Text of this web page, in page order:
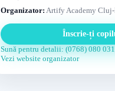
Organizator: Artify Academy Cluj-
Înscrie-ți
Sună pentru detalii: (0768) 080 031
Vezi website organizator